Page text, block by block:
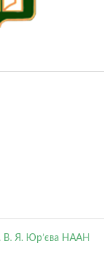
В. Я. Юр’єва НААН